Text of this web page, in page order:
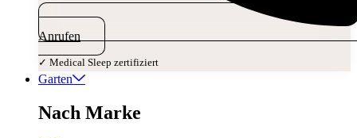
Anrufen
✓ Medical Sleep zertifiziert
Garten
Nach Marke